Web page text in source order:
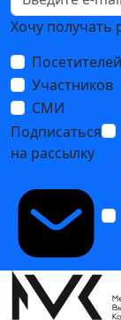
Хочу получать
Посетителей
Участников
СМИ
Подписаться
на рассылку